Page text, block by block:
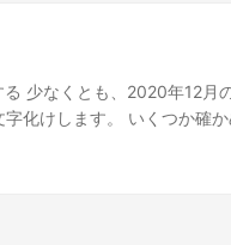
少なくとも、2020年12月
化けします。 いくつか確か
ってエンコードを指定する